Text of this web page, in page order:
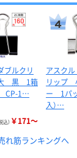
ルクリ
黒 1箱
CP-1…
込） ￥171～
アスク
リップ
ー 1パ
入）…
れ筋ランキングへ